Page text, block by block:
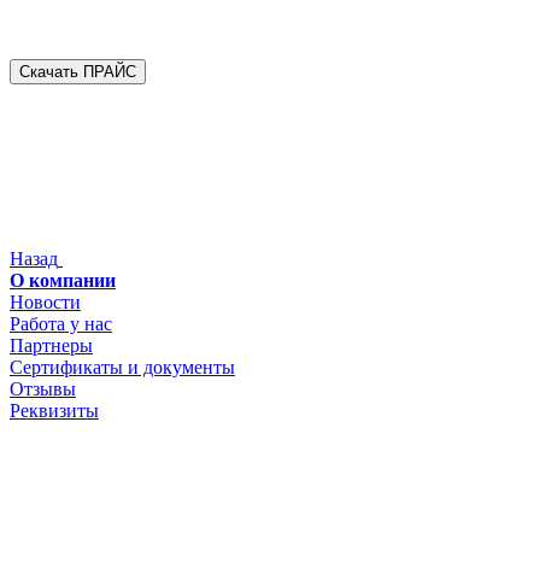
Скачать ПРАЙС
Назад
О компании
Новости
Работа у нас
Партнеры
Сертификаты и документы
Отзывы
Реквизиты